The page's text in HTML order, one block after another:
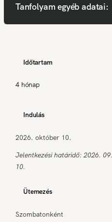
Tanfolyam egyéb adatai:
Időtartam
4 hónap
Indulás
2026. október 10.
Jelentkezési határidő: 2026. 09.
10.
Ütemezés
Szombatonként